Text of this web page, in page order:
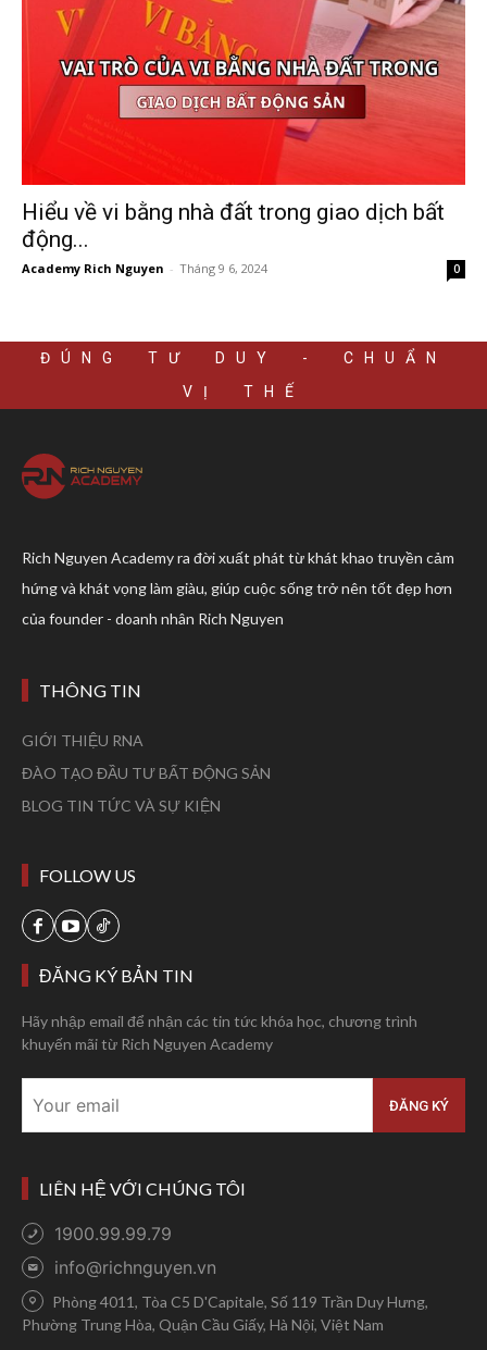
Hiểu về vi bằng nhà đất trong giao dịch bất
động...
Academy Rich Nguyen - Tháng 9 6, 2024 0
ĐÚNG TƯ DUY - CHUẨN
VỊ THẾ
Rich Nguyen Academy ra đời xuất phát từ khát khao truyền cảm
hứng và khát vọng làm giàu, giúp cuộc sống trở nên tốt đẹp hơn
của founder - doanh nhân Rich Nguyen
THÔNG TIN
GIỚI THIỆU RNA
ĐÀO TẠO ĐẦU TƯ BẤT ĐỘNG SẢN
BLOG TIN TỨC VÀ SỰ KIỆN
FOLLOW US
ĐĂNG KÝ BẢN TIN
Hãy nhập email để nhận các tin tức khóa học, chương trình
khuyến mãi từ Rich Nguyen Academy
LIÊN HỆ VỚI CHÚNG TÔI
1900.99.99.79
info@richnguyen.vn
Phòng 4011, Tòa C5 D'Capitale, Số 119 Trần Duy Hưng,
Phường Trung Hòa, Quận Cầu Giấy, Hà Nội, Việt Nam